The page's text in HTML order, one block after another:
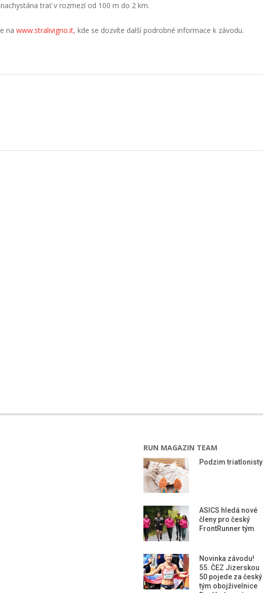
trať v rozmezí od 100 m do 2 km.
na www.stralivigno.it, kde se dozvíte další podrobné informace k závodu.
RUN MAGAZIN TEAM
Podzim triatlonisty
ASICS hledá nové
členy pro český
FrontRunner tým
Novinka závodu!
55. ČEZ Jizerskou
50 pojede za český
tým obojživelnice